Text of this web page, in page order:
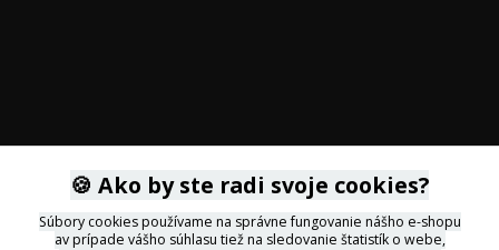
KONTAKTY
+421 905 564434
🍪 Ako by ste radi svoje cookies?
Súbory cookies používame na správne fungovanie nášho e-shopu
av prípade vášho súhlasu tiež na sledovanie štatistík o webe,